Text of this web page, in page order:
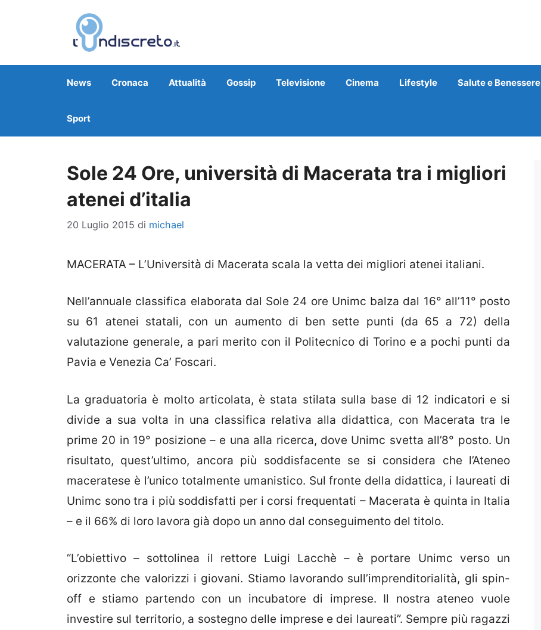
News Cronaca Attualità Gossip Televisione Cinema Lifestyle Salute e Benessere
Sport
Sole 24 Ore, università di Macerata tra i migliori
atenei d’italia
20 Luglio 2015 di michael
MACERATA – L’Università di Macerata scala la vetta dei migliori atenei italiani.
Nell’annuale classifica elaborata dal Sole 24 ore Unimc balza dal 16° all’11° posto
su 61 atenei statali, con un aumento di ben sette punti (da 65 a 72) della
valutazione generale, a pari merito con il Politecnico di Torino e a pochi punti da
Pavia e Venezia Ca’ Foscari.
La graduatoria è molto articolata, è stata stilata sulla base di 12 indicatori e si
divide a sua volta in una classifica relativa alla didattica, con Macerata tra le
prime 20 in 19° posizione – e una alla ricerca, dove Unimc svetta all’8° posto. Un
risultato, quest’ultimo, ancora più soddisfacente se si considera che l’Ateneo
maceratese è l’unico totalmente umanistico. Sul fronte della didattica, i laureati di
Unimc sono tra i più soddisfatti per i corsi frequentati – Macerata è quinta in Italia
– e il 66% di loro lavora già dopo un anno dal conseguimento del titolo.
“L’obiettivo – sottolinea il rettore Luigi Lacchè – è portare Unimc verso un
orizzonte che valorizzi i giovani. Stiamo lavorando sull’imprenditorialità, gli spin-
off e stiamo partendo con un incubatore di imprese. Il nostra ateneo vuole
investire sul territorio, a sostegno delle imprese e dei laureati”. Sempre più ragazzi